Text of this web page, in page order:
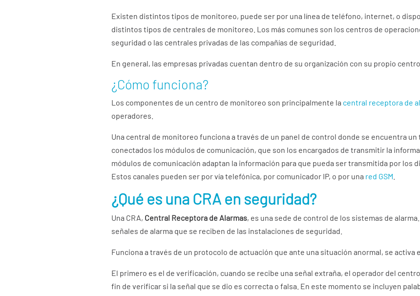
Existen distintos tipos de monitoreo, puede ser por una línea de teléfono, internet, o
distintos tipos de centrales de monitoreo. Los más comunes son los centros de
seguridad o las centrales privadas de las compañías de seguridad.
En general, las empresas privadas cuentan dentro de su organización con su propio
¿Cómo funciona?
Los componentes de un centro de monitoreo son principalmente la central receptora de
operadores.
Una central de monitoreo funciona a través de un panel de control donde se encuentra
conectados los módulos de comunicación, que son los encargados de transmitir la
módulos de comunicación adaptan la información para que pueda ser transmitida por los
Estos canales pueden ser por vía telefónica, por comunicador IP, o por una red GSM
¿Qué es una CRA en seguridad?
Una CRA, Central Receptora de Alarmas, es una sede de control de los sistemas de
señales de alarma que se reciben de las instalaciones de seguridad.
Funciona a través de un protocolo de actuación que ante una situación anormal, se activa
El primero es el de verificación, cuando se recibe una señal extraña, el operador del
fin de verificar si la señal que se dio es correcta o falsa. En este momento se incluyen